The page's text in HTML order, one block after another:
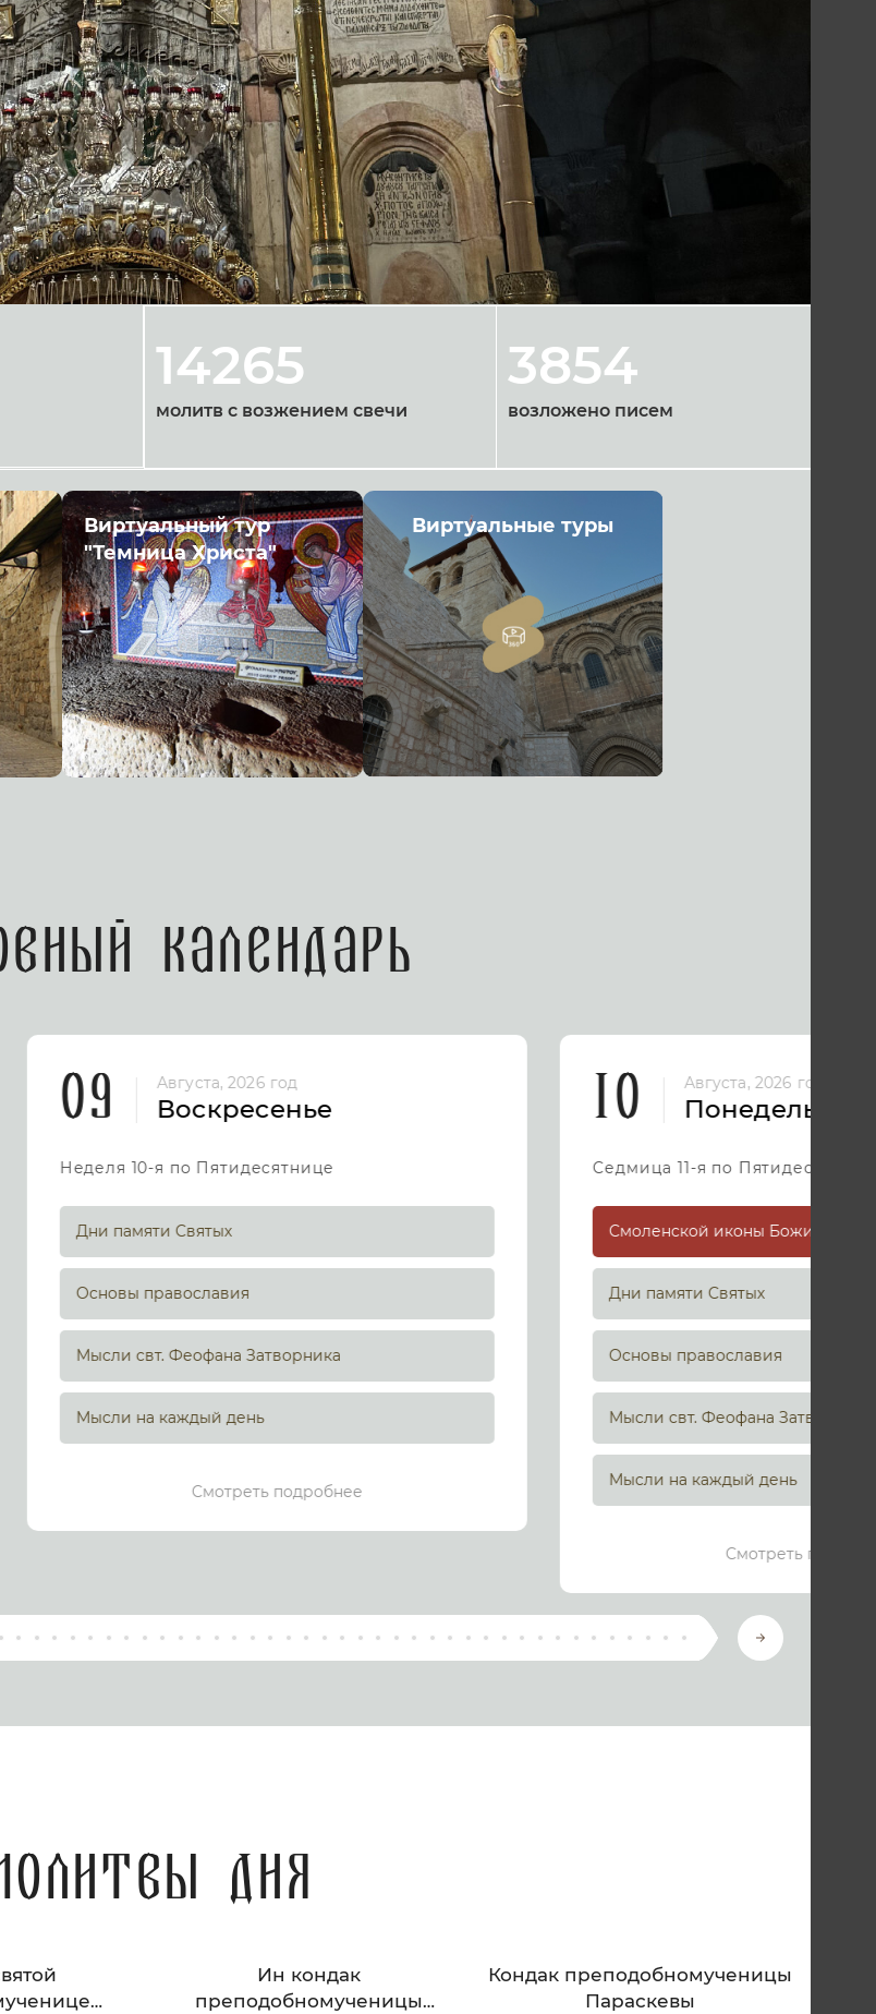
14265
молитв с возжением свечи
3854
возложено писем
Виртуальный тур
"Темница Христа"
Виртуальные туры
календарь
09 Августа, 2026 год
Воскресенье
Неделя 10-я по Пятидесятнице
Дни памяти Святых
Основы православия
Мысли свт. Феофана Затворника
Мысли на каждый день
Смотреть подробнее
10 Августа, 2026 год
Понедельник
Седмица 11-я по Пятидесятнице
Дни памяти Святых
Основы православия
Мысли свт. Феофана Затворника
Мысли на каждый день
Смотреть
дня
Ин кондак
преподобномученицы
Кондак преподобномученицы
Параскевы